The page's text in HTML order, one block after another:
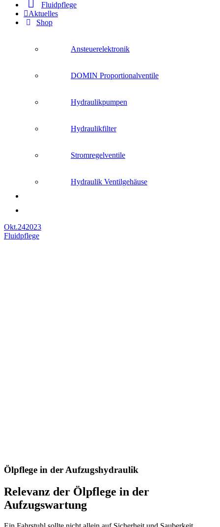
Fluidpflege
Aktuelles
Shop
Ansteuerelektronik
DOMIN Proportionalventile
Hydraulikpumpen
Hydraulikfilter
Stromregelventile
Hydraulik Ventilgehäuse
Okt.242023
Fluidpflege
Ölpflege in der Aufzugshydraulik
Relevanz der Ölpflege in der
Aufzugswartung